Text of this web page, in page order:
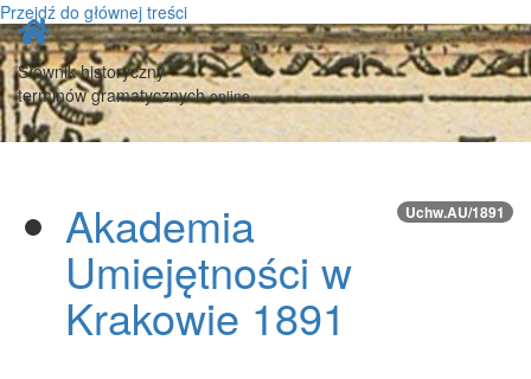
Przejdź do głównej treści
Strona
główna
Słownik historyczny
terminów gramatycznychonline
Uchw.AU/1891
Akademia
Umiejętności w
Krakowie 1891